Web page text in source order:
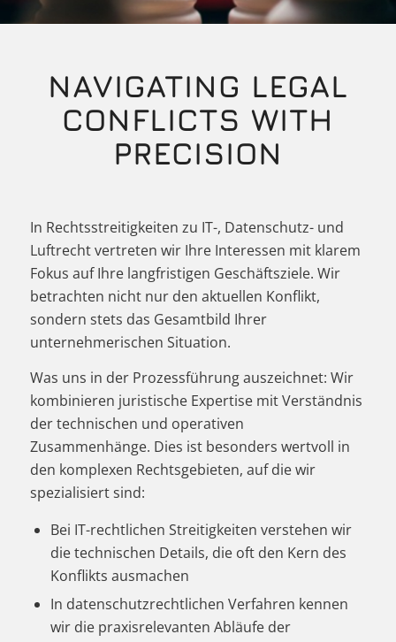
NAVIGATING LEGAL
CONFLICTS WITH
PRECISION
In Rechtsstreitigkeiten zu IT-, Datenschutz- und
Luftrecht vertreten wir Ihre Interessen mit klarem
Fokus auf Ihre langfristigen Geschäftsziele. Wir
betrachten nicht nur den aktuellen Konflikt,
sondern stets das Gesamtbild Ihrer
unternehmerischen Situation.
Was uns in der Prozessführung auszeichnet: Wir
kombinieren juristische Expertise mit Verständnis
der technischen und operativen
Zusammenhänge. Dies ist besonders wertvoll in
den komplexen Rechtsgebieten, auf die wir
spezialisiert sind:
Bei IT-rechtlichen Streitigkeiten verstehen wir
die technischen Details, die oft den Kern des
Konflikts ausmachen
In datenschutzrechtlichen Verfahren kennen
wir die praxisrelevanten Abläufe der